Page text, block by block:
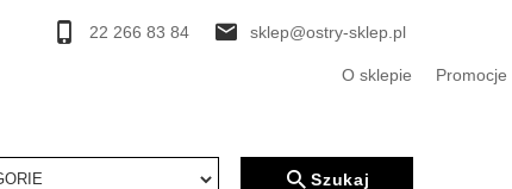
22 266 83 84 sklep@ostry-sklep.pl
O sklepie Promocje
Szukaj